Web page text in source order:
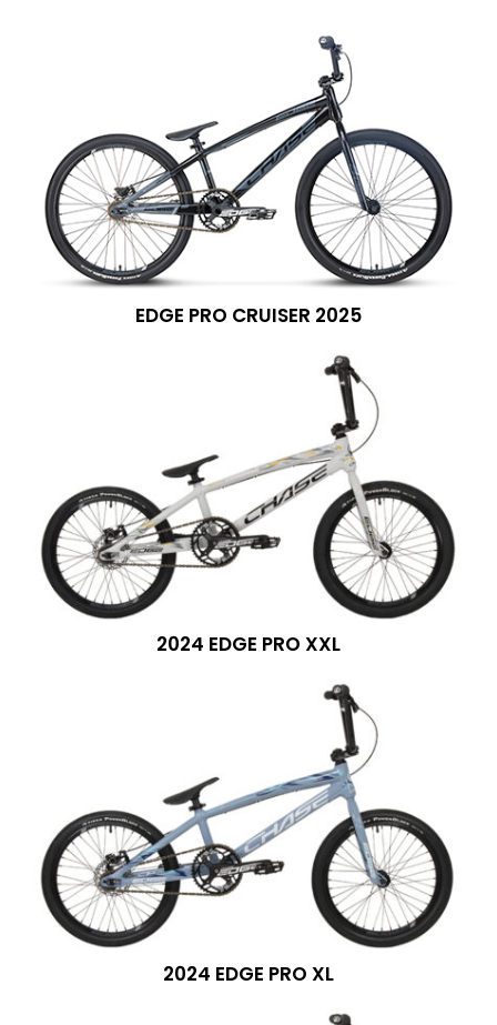
EDGE PRO CRUISER 2025
2024 EDGE PRO XXL
2024 EDGE PRO XL